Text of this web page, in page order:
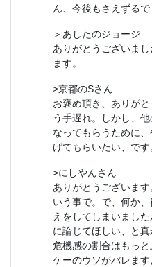
ん、今後もさえずる
＞あしたのジョージ
ありがとうございま
ます。
>京都のSさん
お褒め頂き、ありが
う手遅れ。しかし、
なってもらうために
げてもらいたい、です
>にしやんさん
ありがとうございま
いう事で。で、何か
えをしてしまいまし
に論じてほしい、と
危機感の割合はもっ
ケーのウソがバレます